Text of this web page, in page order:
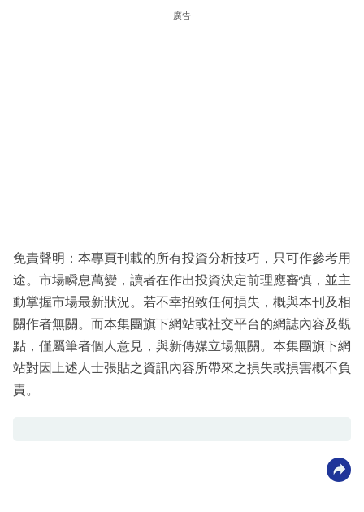
廣告
免責聲明：本專頁刊載的所有投資分析技巧，只可作參考用
途。市場瞬息萬變，讀者在作出投資決定前理應審慎，並主
動掌握市場最新狀況。若不幸招致任何損失，概與本刊及相
關作者無關。而本集團旗下網站或社交平台的網誌內容及觀
點，僅屬筆者個人意見，與新傳媒立場無關。本集團旗下網
站對因上述人士張貼之資訊內容所帶來之損失或損害概不負
責。